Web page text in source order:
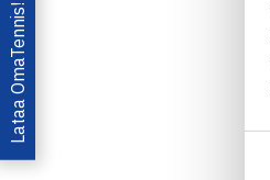
Lataa OmaTennis!